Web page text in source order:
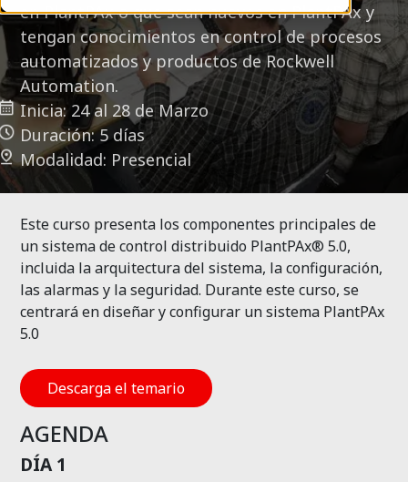
enPlantPAxo que sean nuevos enPlantPAxy
tengan conocimientos en control de procesos
automatizados y productos de Rockwell
Automation.
Inicia: 24 al 28 de Marzo
Duración: 5 días
Modalidad: Presencial
Este curso presenta los componentes principales de
un sistema de control distribuido PlantPAx® 5.0,
incluida la arquitectura del sistema, la configuración,
las alarmas y la seguridad. Durante este curso, se
centrará en diseñar y configurar un sistema PlantPAx
5.0
Descarga el temario
AGENDA
DÍA 1